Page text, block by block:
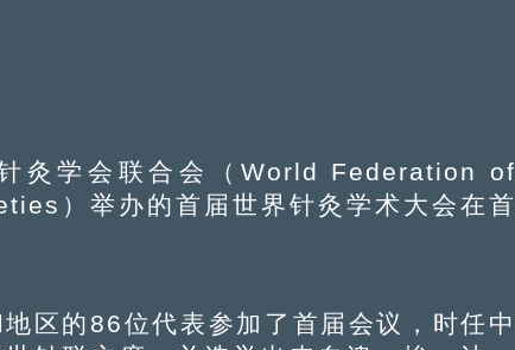
学会联合会（World Federation of
）举办的首届世界针灸学术大会在首
的86位代表参加了首届会议，时任中